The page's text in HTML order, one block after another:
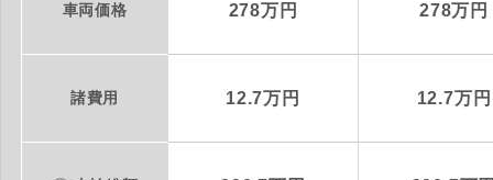
車両価格 278万円 278万円
諸費用 12.7万円 12.7万円